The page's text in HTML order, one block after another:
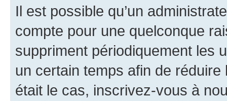
Il est possible qu’un
compte pour une quelconque
suppriment périodiquement les
un certain temps afin de
était le cas, inscrivez-vous à